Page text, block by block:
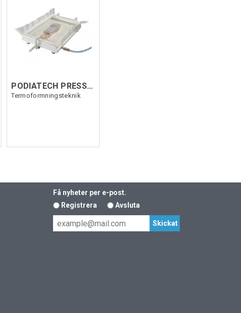
PODIATECH PRESS-MOULDING PLATE
Termoformningsteknik
Få nyheter per e-post.
Registrera
Avsluta